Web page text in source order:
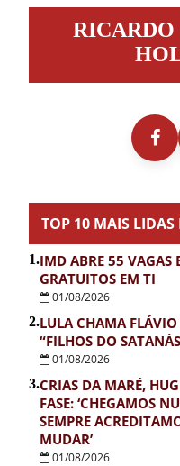
RosadoRICARDO
TOP 10 MAIS LIDAS
1.IMD ABRE 55 VAGAS
GRATUITOS EM TI
01/08/2026
2.LULA CHAMA
“FILHOS DO
01/08/2026
3.CRIAS DA MARÉ,
FASE: ‘CHEGAMOS
SEMPRE
MUDAR’
01/08/2026